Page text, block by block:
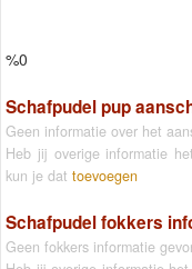
%0
Schafpudel pup
Geen informatie over het
Heb jij overige informatie
kun je dat toevoegen
Schafpudel fokkers
Geen fokkers informatie